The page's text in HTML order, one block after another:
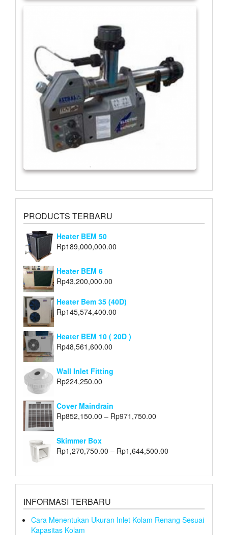
PRODUCTS TERBARU
Heater BEM 50
Rp189,000,000.00
Heater BEM 6
Rp43,200,000.00
Heater Bem 35 (40D)
Rp145,574,400.00
Heater BEM 10 ( 20D )
Rp48,561,600.00
Wall Inlet Fitting
Rp224,250.00
Cover Maindrain
Rp852,150.00 – Rp971,750.00
Skimmer Box
Rp1,270,750.00 – Rp1,644,500.00
INFORMASI TERBARU
Cara Menentukan Ukuran Inlet Kolam Renang Sesuai
Kapasitas Kolam